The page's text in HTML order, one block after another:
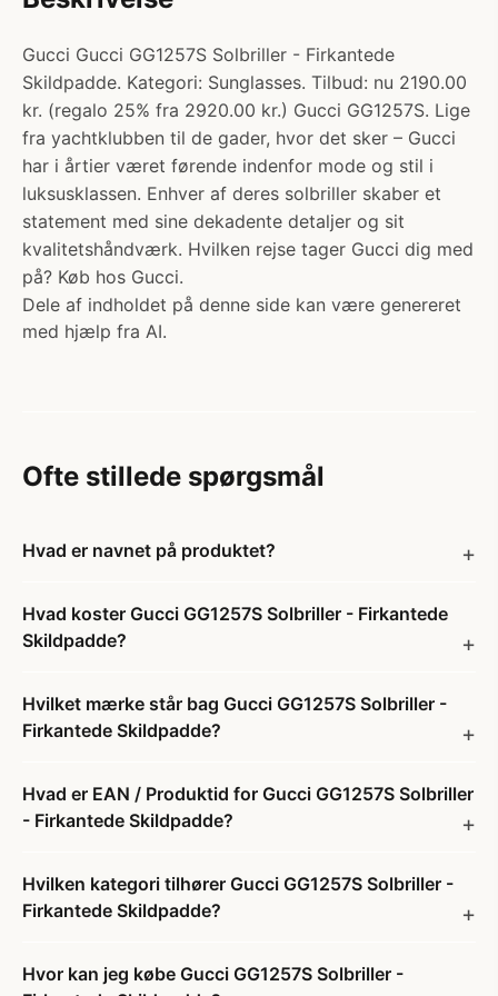
Gucci Gucci GG1257S Solbriller - Firkantede
Skildpadde. Kategori: Sunglasses. Tilbud: nu 2190.00
kr. (regalo 25% fra 2920.00 kr.) Gucci GG1257S. Lige
fra yachtklubben til de gader, hvor det sker – Gucci
har i årtier været førende indenfor mode og stil i
luksusklassen. Enhver af deres solbriller skaber et
statement med sine dekadente detaljer og sit
kvalitetshåndværk. Hvilken rejse tager Gucci dig med
på? Køb hos Gucci.
Dele af indholdet på denne side kan være genereret
med hjælp fra AI.
Ofte stillede spørgsmål
Hvad er navnet på produktet?
Hvad koster Gucci GG1257S Solbriller - Firkantede
Skildpadde?
Hvilket mærke står bag Gucci GG1257S Solbriller -
Firkantede Skildpadde?
Hvad er EAN / Produktid for Gucci GG1257S Solbriller
- Firkantede Skildpadde?
Hvilken kategori tilhører Gucci GG1257S Solbriller -
Firkantede Skildpadde?
Hvor kan jeg købe Gucci GG1257S Solbriller -